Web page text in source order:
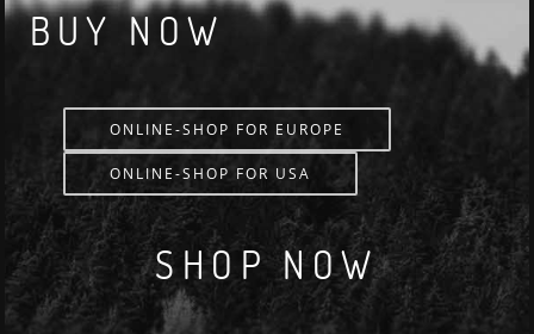
BUY NOW
ONLINE-SHOP FOR EUROPE
ONLINE-SHOP FOR USA
SHOP NOW